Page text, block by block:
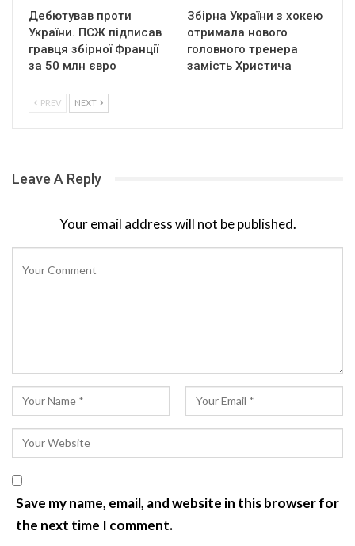
Дебютував проти
України. ПСЖ підписав
гравця збірної Франції
за 50 млн євро
Збірна України з хокею
отримала нового
головного тренера
замість Христича
PREV NEXT
Leave A Reply
Your email address will not be published.
Save my name, email, and website in this browser for
the next time I comment.